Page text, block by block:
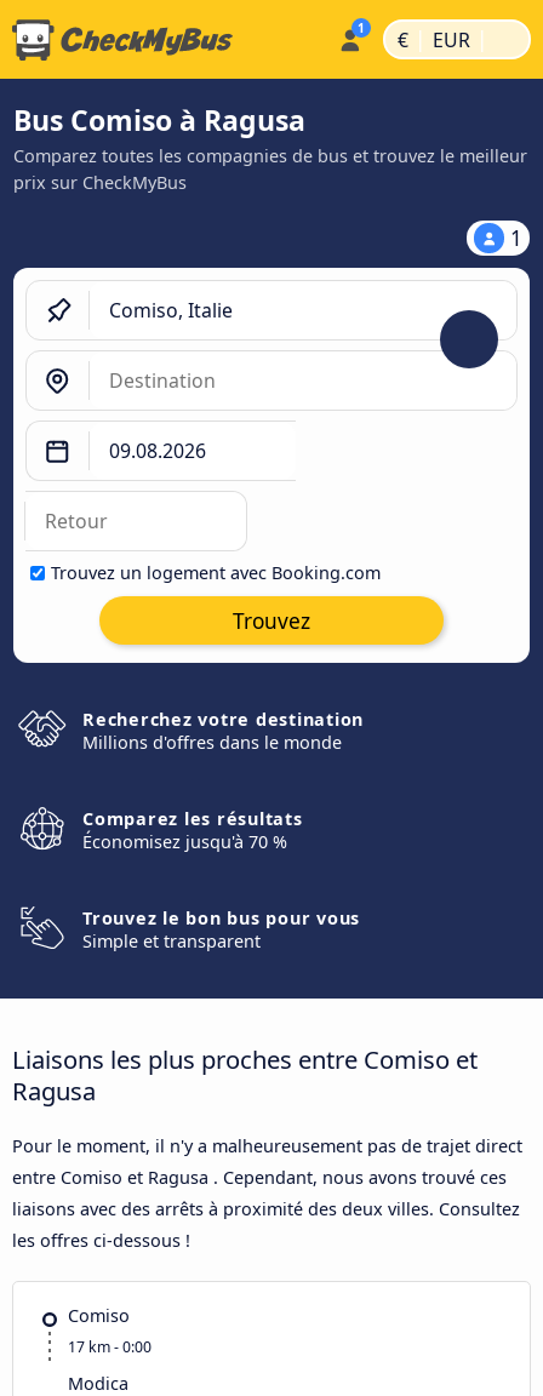
€ | EUR |
Bus Comiso à Ragusa
Comparez toutes les compagnies de bus et trouvez le meilleur
prix sur CheckMyBus
1
Trouvez un logement avec Booking.com
Trouvez
Recherchez votre destination
Millions d'offres dans le monde
Comparez les résultats
Économisez jusqu'à 70 %
Trouvez le bon bus pour vous
Simple et transparent
Liaisons les plus proches entre Comiso et
Ragusa
Pour le moment, il n'y a malheureusement pas de trajet direct
entre Comiso et Ragusa . Cependant, nous avons trouvé ces
liaisons avec des arrêts à proximité des deux villes. Consultez
les offres ci-dessous !
Comiso
17 km - 0:00
Modica